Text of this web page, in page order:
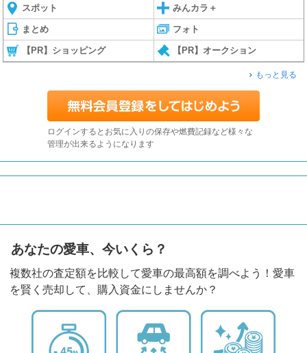
スポット みんカラ＋
まとめ フォト
【PR】ショッピング 【PR】オークション
もっと見る
ログインするとお気に入りの保存や燃費記録など様々な
管理が出来るようになります
あなたの愛車、今いくら？
複数社の査定額を比較して愛車の最高額を調べよう！愛車
を賢く売却して、購入資金にしませんか？